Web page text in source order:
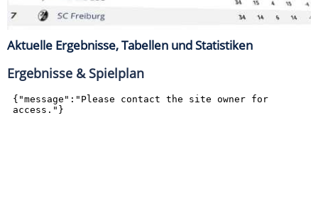
Aktuelle Ergebnisse, Tabellen und Statistiken
Ergebnisse & Spielplan